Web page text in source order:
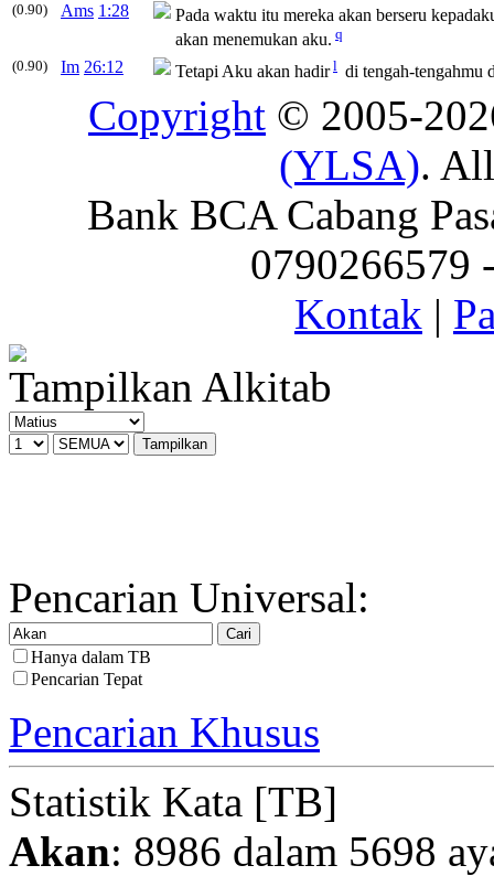
(0.90) Ams 1:28 Pada waktu itu mereka akan berseru
akan menemukan aku. q
(0.90)
Im 26:12 Tetapi Aku akan hadir l di tengah-tengahmu
Copyright © 2005-
(YLSA).
Bank BCA Cabang
0790266579
Kontak |
Tampilkan Alkitab
Pencarian Universal:
Hanya dalam TB
Pencarian Tepat
Pencarian Khusus
Statistik Kata [TB]
Akan: 8986 dalam 5698